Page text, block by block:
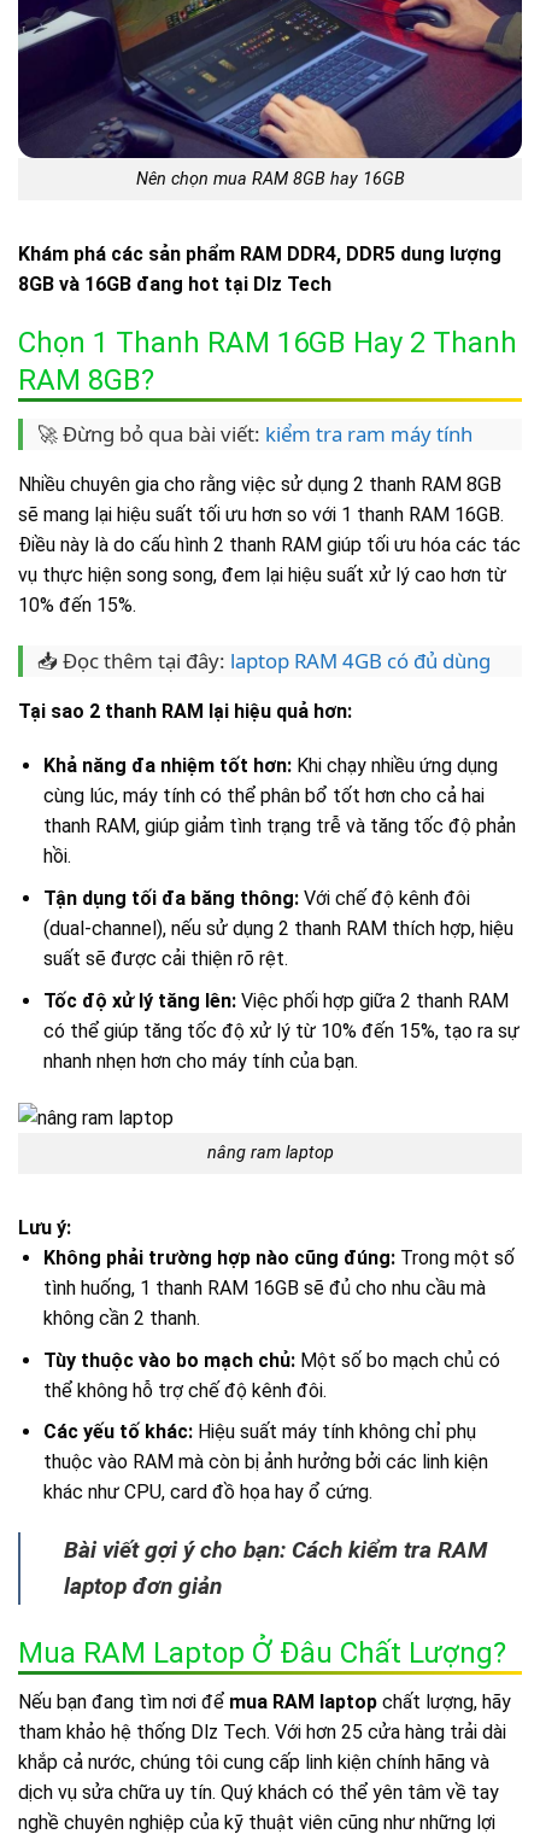
Nên chọn mua RAM 8GB hay 16GB
Khám phá các sản phẩm RAM DDR4, DDR5 dung lượng
8GB và 16GB đang hot tại Dlz Tech
Chọn 1 Thanh RAM 16GB Hay 2 Thanh
RAM 8GB?
🚀 Đừng bỏ qua bài viết: kiểm tra ram máy tính
Nhiều chuyên gia cho rằng việc sử dụng 2 thanh RAM 8GB
sẽ mang lại hiệu suất tối ưu hơn so với 1 thanh RAM 16GB.
Điều này là do cấu hình 2 thanh RAM giúp tối ưu hóa các tác
vụ thực hiện song song, đem lại hiệu suất xử lý cao hơn từ
10% đến 15%.
📥 Đọc thêm tại đây: laptop RAM 4GB có đủ dùng
Tại sao 2 thanh RAM lại hiệu quả hơn:
Khả năng đa nhiệm tốt hơn:Khi chạy nhiều ứng dụng
cùng lúc, máy tính có thể phân bổ tốt hơn cho cả hai
thanh RAM, giúp giảm tình trạng trễ và tăng tốc độ phản
hồi.
Tận dụng tối đa băng thông:Với chế độ kênh đôi
(dual-channel), nếu sử dụng 2 thanh RAM thích hợp, hiệu
suất sẽ được cải thiện rõ rệt.
Tốc độ xử lý tăng lên:Việc phối hợp giữa 2 thanh RAM
có thể giúp tăng tốc độ xử lý từ 10% đến 15%, tạo ra sự
nhanh nhẹn hơn cho máy tính của bạn.
nâng ram laptop
Lưu ý:
Không phải trường hợp nào cũng đúng:Trong một số
tình huống, 1 thanh RAM 16GB sẽ đủ cho nhu cầu mà
không cần 2 thanh.
Tùy thuộc vào bo mạch chủ:Một số bo mạch chủ có
thể không hỗ trợ chế độ kênh đôi.
Các yếu tố khác:Hiệu suất máy tính không chỉ phụ
thuộc vào RAM mà còn bị ảnh hưởng bởi các linh kiện
khác như CPU, card đồ họa hay ổ cứng.
Bài viết gợi ý cho bạn: Cách kiểm tra RAM
laptop đơn giản
Mua RAM Laptop Ở Đâu Chất Lượng?
Nếu bạn đang tìm nơi để mua RAM laptop chất lượng, hãy
tham khảo hệ thống Dlz Tech. Với hơn 25 cửa hàng trải dài
khắp cả nước, chúng tôi cung cấp linh kiện chính hãng và
dịch vụ sửa chữa uy tín. Quý khách có thể yên tâm về tay
nghề chuyên nghiệp của kỹ thuật viên cũng như những lợi